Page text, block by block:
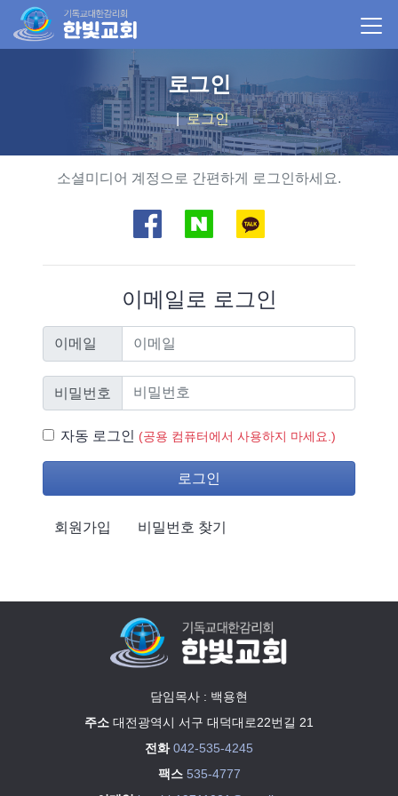
로그인
로그인
소셜로그인
소셜미디어 계정으로 간편하게 로그인하세요.
이메일로 로그인
이메일
이메일
비밀번호
비밀번호
자동 로그인
자동 로그인 (공용 컴퓨터에서 사용하지 마세요.)
로그인
회원가입 비밀번호 찾기
담임목사 : 백용현
주소 대전광역시 서구 대덕대로22번길 21
전화 042-535-4245
팩스 535-4777